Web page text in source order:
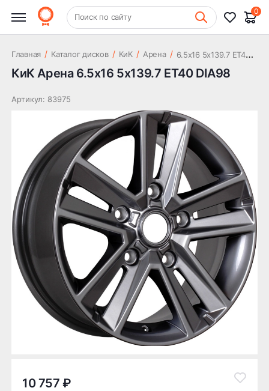
+7 (831) 261-35-35 Шиномонтаж
Поиск по сайту
0
Главная / Каталог дисков / КиК / Арена / 6
.5x16 5x139.7 ET40 DIA98
КиК Арена 6.5x16 5x139.7 ET40 DIA98
Артикул: 83975
10 757 ₽